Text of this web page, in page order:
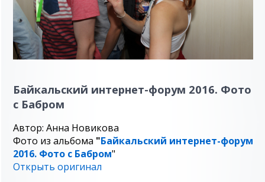
Байкальский интернет-форум 2016. Фото
с Бабром
Автор: Анна Новикова
Фото из альбома "Байкальский интернет-форум
2016. Фото с Бабром"
Открыть оригинал